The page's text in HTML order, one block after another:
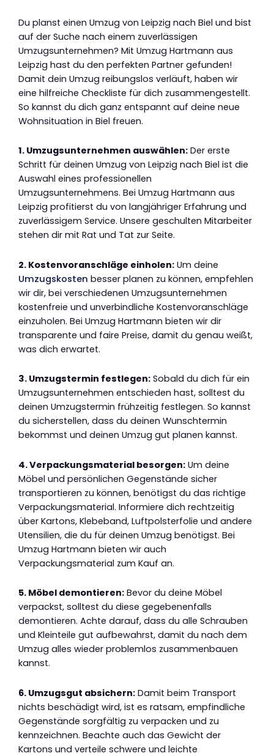
Du planst einen Umzug von Leipzig nach Biel und bist
auf der Suche nach einem zuverlässigen
Umzugsunternehmen? Mit Umzug Hartmann aus
Leipzig hast du den perfekten Partner gefunden!
Damit dein Umzug reibungslos verläuft, haben wir
eine hilfreiche Checkliste für dich zusammengestellt.
So kannst du dich ganz entspannt auf deine neue
Wohnsituation in Biel freuen.
1. Umzugsunternehmen auswählen: Der erste
Schritt für deinen Umzug von Leipzig nach Biel ist die
Auswahl eines professionellen
Umzugsunternehmens. Bei Umzug Hartmann aus
Leipzig profitierst du von langjähriger Erfahrung und
zuverlässigem Service. Unsere geschulten Mitarbeiter
stehen dir mit Rat und Tat zur Seite.
2. Kostenvoranschläge einholen: Um deine
Umzugskosten besser planen zu können, empfehlen
wir dir, bei verschiedenen Umzugsunternehmen
kostenfreie und unverbindliche Kostenvoranschläge
einzuholen. Bei Umzug Hartmann bieten wir dir
transparente und faire Preise, damit du genau weißt,
was dich erwartet.
3. Umzugstermin festlegen: Sobald du dich für ein
Umzugsunternehmen entschieden hast, solltest du
deinen Umzugstermin frühzeitig festlegen. So kannst
du sicherstellen, dass du deinen Wunschtermin
bekommst und deinen Umzug gut planen kannst.
4. Verpackungsmaterial besorgen: Um deine
Möbel und persönlichen Gegenstände sicher
transportieren zu können, benötigst du das richtige
Verpackungsmaterial. Informiere dich rechtzeitig
über Kartons, Klebeband, Luftpolsterfolie und andere
Utensilien, die du für deinen Umzug benötigst. Bei
Umzug Hartmann bieten wir auch
Verpackungsmaterial zum Kauf an.
5. Möbel demontieren: Bevor du deine Möbel
verpackst, solltest du diese gegebenenfalls
demontieren. Achte darauf, dass du alle Schrauben
und Kleinteile gut aufbewahrst, damit du nach dem
Umzug alles wieder problemlos zusammenbauen
kannst.
6. Umzugsgut absichern: Damit beim Transport
nichts beschädigt wird, ist es ratsam, empfindliche
Gegenstände sorgfältig zu verpacken und zu
kennzeichnen. Beachte auch das Gewicht der
Kartons und verteile schwere und leichte